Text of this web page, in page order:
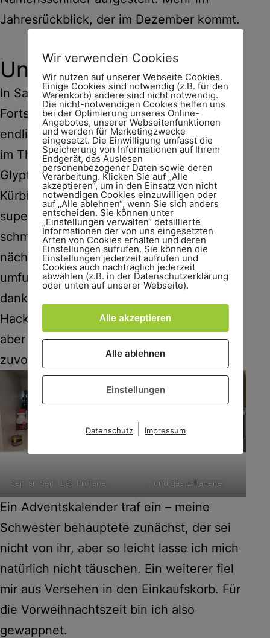
Jahresrückblick, der im Dezember kommt.
Und sonst?
In SachenBucketlistkonnte ich
Fortschritte verzeichnen. Kulturell war ich
endlich mal wieder unterwegs: gleich 2x
im Theater sowie endlich in der
Glyptothek. Ich habe zwei neue
Kürbisrezepte ausprobiert: Eines war
super. Das andere sah besser aus, als es
schmeckte, aber ich konnte es am
nächsten Tag noch in eine Nudelsauce
umfunktionieren. Mein Küchenschrank ist
dank eines auf Instagram gesehenen
Hacks zwar noch nicht ganz aufgeräumt,
aber doch schon in besserem Zustand als
zuvor.
Seit‘ an Seit‘: Das Profane… … und das Erhabene.
Ein Adventskalender traf ein – meine
Schwester behauptete zunächst, der sei
nicht von ihr, aber so leicht lasse ich mich
natürlich nicht täuschen. Ein weiterer fiel
mir aus Versehen in den Einkaufskorb. Für
die Vorweihnachtszeit bin ich also
gewappnet.
Wir verwenden Cookies
Wir nutzen auf unserer Webseite Cookies.
Einige Cookies sind notwendig (z.B. für den
Warenkorb) andere sind nicht notwendig.
Die nicht-notwendigen Cookies helfen uns
bei der Optimierung unseres Online-
Angebotes, unserer Webseitenfunktionen
und werden für Marketingzwecke
eingesetzt. Die Einwilligung umfasst die
Speicherung von Informationen auf Ihrem
Endgerät, das Auslesen
personenbezogener Daten sowie deren
Verarbeitung. Klicken Sie auf „Alle
akzeptieren“, um in den Einsatz von nicht
notwendigen Cookies einzuwilligen oder
auf „Alle ablehnen“, wenn Sie sich anders
entscheiden. Sie können unter
„Einstellungen verwalten“ detaillierte
Informationen der von uns eingesetzten
Arten von Cookies erhalten und deren
Einstellungen aufrufen. Sie können die
Einstellungen jederzeit aufrufen und
Cookies auch nachträglich jederzeit
abwählen (z.B. in der Datenschutzerklärung
oder unten auf unserer Webseite).
Alle akzeptieren
Alle ablehnen
Einstellungen
Datenschutz| Impressum